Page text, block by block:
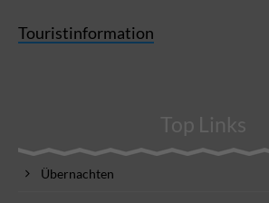
Touristinformation
Top Links
Übernachten